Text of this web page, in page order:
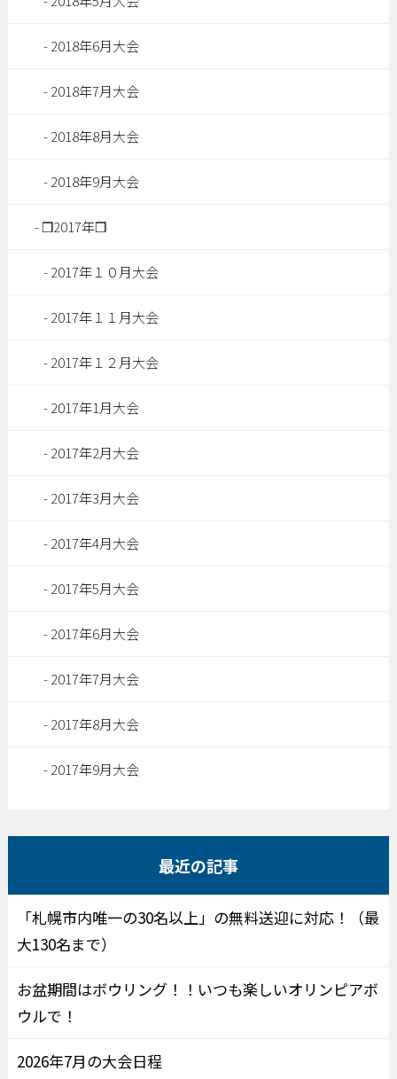
2018年6月大会
2018年7月大会
2018年8月大会
2018年9月大会
❒2017年❒
2017年１０月大会
2017年１１月大会
2017年１２月大会
2017年1月大会
2017年2月大会
2017年3月大会
2017年4月大会
2017年5月大会
2017年6月大会
2017年7月大会
2017年8月大会
2017年9月大会
最近の記事
「札幌市内唯一の30名以上」の無料送迎に対応！（最
大130名まで）
お盆期間はボウリング！！いつも楽しいオリンピアボ
ウルで！
2026年7月の大会日程